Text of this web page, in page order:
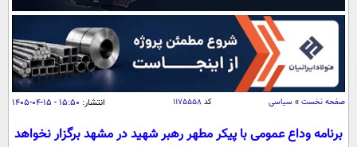
اوقات شرعی
سواد زندگی
اقتصاد
اقتصادی
جامعه
صفحه نخست » سیاسی کد ۱۱۷۵۵۵۸ انتشار: ۱۵:۵۰ - ۱۵-۰۴-۱۴۰۵
برنامه وداع عمومی با پیکر مطهر رهبر شهید در مشهد برگزار نخواهد